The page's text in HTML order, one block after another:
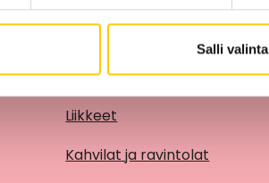
Salli valinta
Liikkeet
Kahvilat ja ravintolat